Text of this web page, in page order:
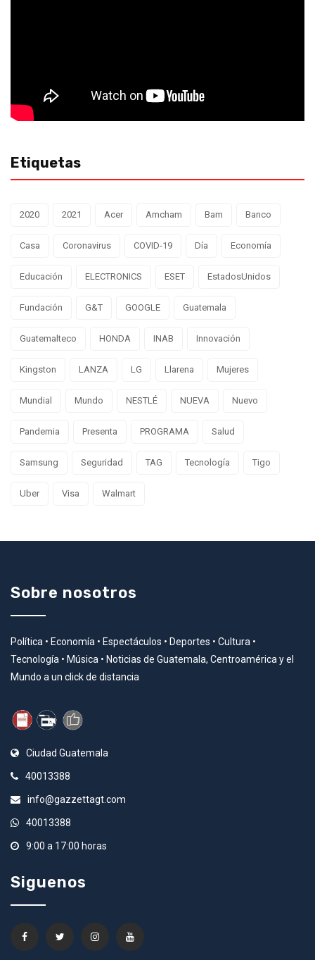
Etiquetas
2020 2021 Acer Amcham Bam Banco
Casa Coronavirus COVID-19 Día Economía
Educación ELECTRONICS ESET EstadosUnidos
Fundación G&T GOOGLE Guatemala
Guatemalteco HONDA INAB Innovación
Kingston LANZA LG Llarena Mujeres
Mundial Mundo NESTLÉ NUEVA Nuevo
Pandemia Presenta PROGRAMA Salud
Samsung Seguridad TAG Tecnología Tigo
Uber Visa Walmart
Sobre nosotros
Política • Economía • Espectáculos • Deportes • Cultura •
Tecnología • Música • Noticias de Guatemala, Centroamérica y el
Mundo a un click de distancia
Ciudad Guatemala
40013388
info@gazzettagt.com
40013388
9:00 a 17:00 horas
Siguenos